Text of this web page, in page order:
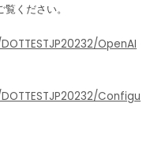
ください。
OpenAI
Configu